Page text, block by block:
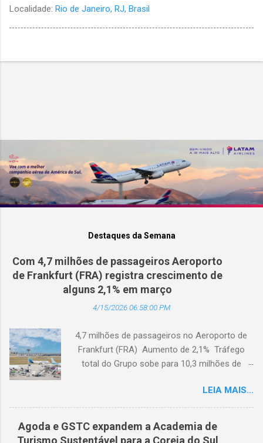
Localidade: Rio de Janeiro, RJ, Brasil
Destaques da Semana
Com 4,7 milhões de passageiros Aeroporto
de Frankfurt (FRA) registra crescimento de
alguns 2,1% em março
4/15/2026 06:58:00 PM
4,7 milhões de passageiros no Aeroporto de
Frankfurt (FRA) Aumento de 2,1% Tráfego
total do Grupo sobe para 10,3 milhões de
4,7 milhões de passageiros utilizaram o
Aeroporto de Frankfurt (FRA) em março de
2026. O tráfego no mês em análise registrou
um crescimento anual de 2,1%, apesar dos
LEIA MAIS...
Agoda e GSTC expandem a Academia de
Turismo Sustentável para a Coreia do Sul